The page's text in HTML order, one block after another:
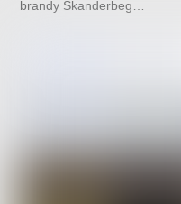
brandy Skanderbeg…